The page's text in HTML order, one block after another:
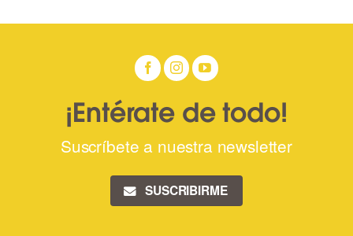
¡Entérate de todo!
Suscríbete a nuestra newsletter
SUSCRIBIRME